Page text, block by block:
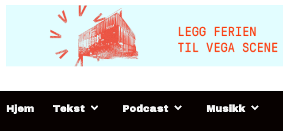
Hjem Tekst Podcast Musikk